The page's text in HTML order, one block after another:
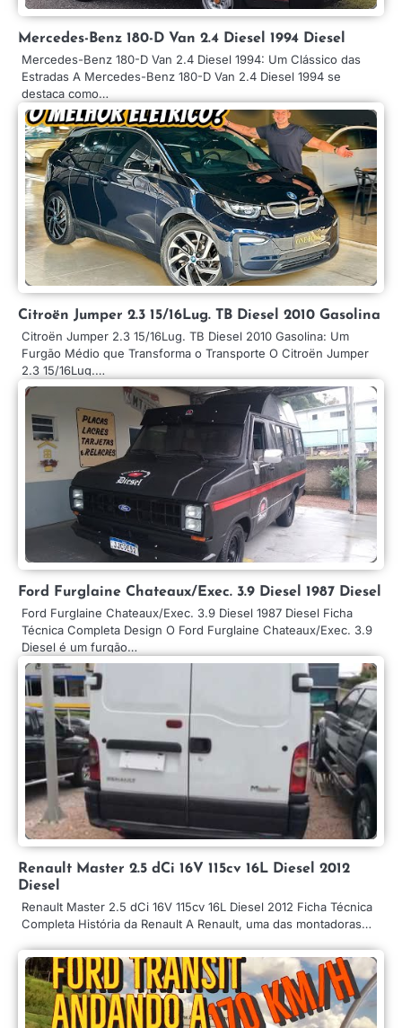
Mercedes-Benz 180-D Van 2.4 Diesel 1994 Diesel
Mercedes-Benz 180-D Van 2.4 Diesel 1994: Um Clássico das
Estradas A Mercedes-Benz 180-D Van 2.4 Diesel 1994 se
destaca como…
Citroën Jumper 2.3 15/16Lug. TB Diesel 2010 Gasolina
Citroën Jumper 2.3 15/16Lug. TB Diesel 2010 Gasolina: Um
Furgão Médio que Transforma o Transporte O Citroën Jumper
2.3 15/16Lug.…
Ford Furglaine Chateaux/Exec. 3.9 Diesel 1987 Diesel
Ford Furglaine Chateaux/Exec. 3.9 Diesel 1987 Diesel Ficha
Técnica Completa Design O Ford Furglaine Chateaux/Exec. 3.9
Diesel é um furgão…
Renault Master 2.5 dCi 16V 115cv 16L Diesel 2012
Diesel
Renault Master 2.5 dCi 16V 115cv 16L Diesel 2012 Ficha Técnica
Completa História da Renault A Renault, uma das montadoras…